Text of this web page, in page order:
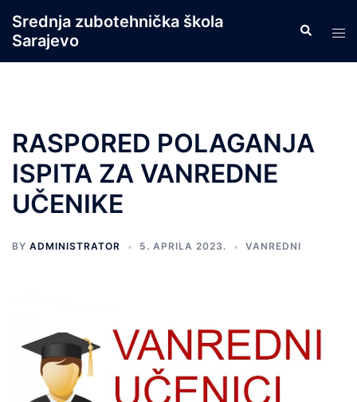
content
Srednja zubotehnička škola
Sarajevo
Search
RASPORED POLAGANJA
ISPITA ZA VANREDNE
UČENIKE
BY ADMINISTRATOR 5. APRILA 2023. VANREDNI